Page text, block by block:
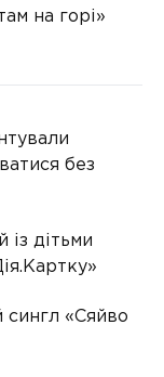
на горі»
без
із дітьми
сингл «Сяйво